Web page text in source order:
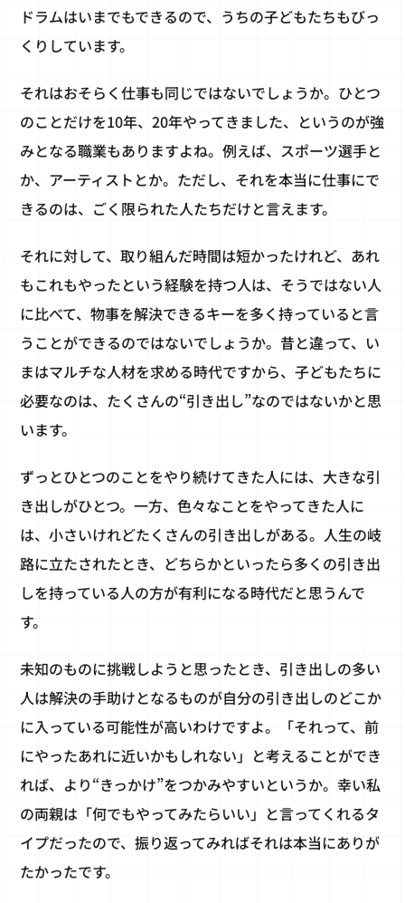
ドラムはいまでもできるので、うちの子どもたちもびっ
くりしています。
それはおそらく仕事も同じではないでしょうか。ひとつ
のことだけを10年、20年やってきました、というのが強
みとなる職業もありますよね。例えば、スポーツ選手と
か、アーティストとか。ただし、それを本当に仕事にで
きるのは、ごく限られた人たちだけと言えます。
それに対して、取り組んだ時間は短かったけれど、あれ
もこれもやったという経験を持つ人は、そうではない人
に比べて、物事を解決できるキーを多く持っていると言
うことができるのではないでしょうか。昔と違って、い
まはマルチな人材を求める時代ですから、子どもたちに
必要なのは、たくさんの“引き出し”なのではないかと思
います。
ずっとひとつのことをやり続けてきた人には、大きな引
き出しがひとつ。一方、色々なことをやってきた人に
は、小さいけれどたくさんの引き出しがある。人生の岐
路に立たされたとき、どちらかといったら多くの引き出
しを持っている人の方が有利になる時代だと思うんで
す。
未知のものに挑戦しようと思ったとき、引き出しの多い
人は解決の手助けとなるものが自分の引き出しのどこか
に入っている可能性が高いわけですよ。「それって、前
にやったあれに近いかもしれない」と考えることができ
れば、より“きっかけ”をつかみやすいというか。幸い私
の両親は「何でもやってみたらいい」と言ってくれるタ
イプだったので、振り返ってみればそれは本当にありが
たかったです。